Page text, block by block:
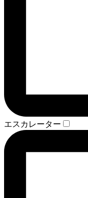
エスカレーター